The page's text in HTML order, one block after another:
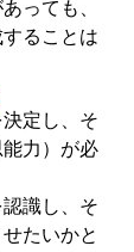
っても、
ることは
定し、そ
力）が必
識し、そ
たいかと